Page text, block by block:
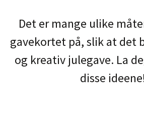
Det er mange ulike
gavekortet på, slik at det
og kreativ julegave. La
disse